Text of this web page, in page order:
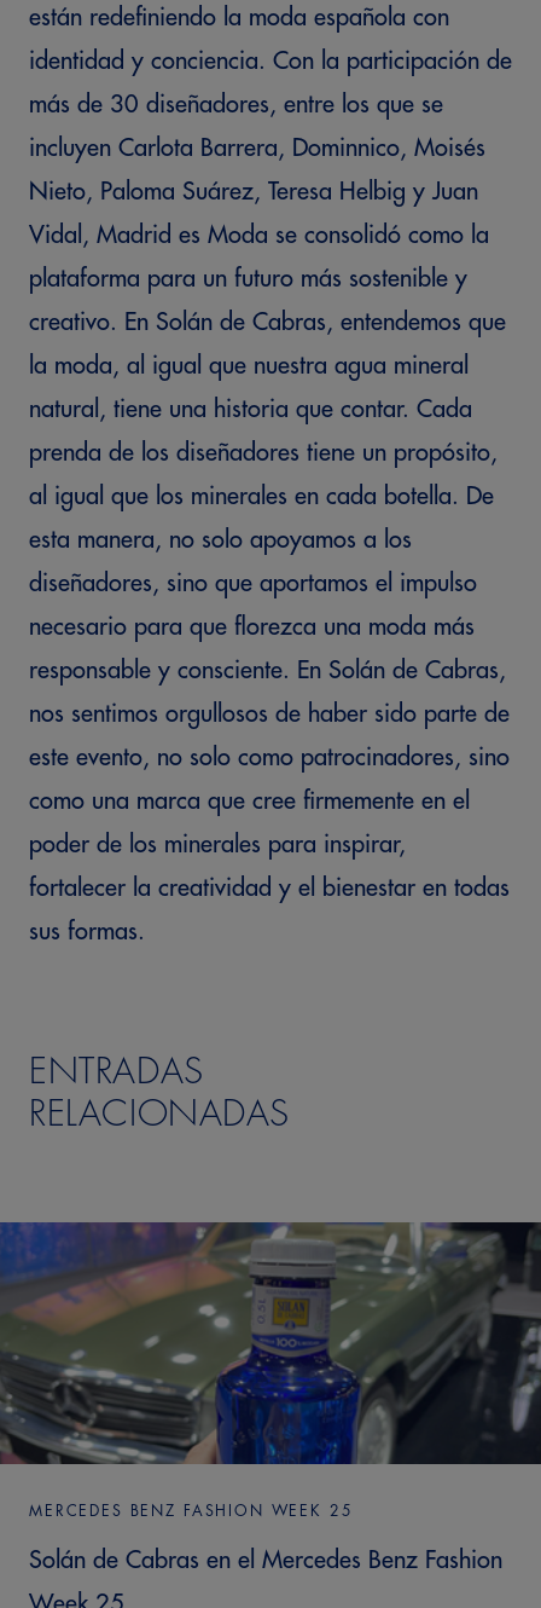
están redefiniendo la moda española con
identidad y conciencia. Con la participación de
más de 30 diseñadores, entre los que se
incluyen Carlota Barrera, Dominnico, Moisés
Nieto, Paloma Suárez, Teresa Helbig y Juan
Vidal, Madrid es Moda se consolidó como la
plataforma para un futuro más sostenible y
creativo. En Solán de Cabras, entendemos que
la moda, al igual que nuestra agua mineral
natural, tiene una historia que contar. Cada
prenda de los diseñadores tiene un propósito,
al igual que los minerales en cada botella. De
esta manera, no solo apoyamos a los
diseñadores, sino que aportamos el impulso
necesario para que florezca una moda más
responsable y consciente. En Solán de Cabras,
nos sentimos orgullosos de haber sido parte de
este evento, no solo como patrocinadores, sino
como una marca que cree firmemente en el
poder de los minerales para inspirar,
fortalecer la creatividad y el bienestar en todas
sus formas.
ENTRADAS
RELACIONADAS
MERCEDES BENZ FASHION WEEK 25
Solán de Cabras en el Mercedes Benz Fashion